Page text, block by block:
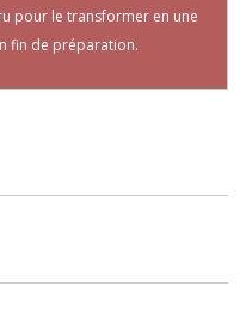
pour le transformer en une
fin de préparation.